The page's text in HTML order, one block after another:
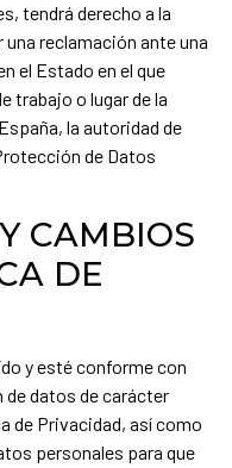
tendrá derecho a la
reclamación ante una
el Estado en el que
trabajo o lugar de la
la autoridad de
de Datos
CAMBIOS
DE
y esté conforme con
datos de carácter
de Privacidad, así como
personales para que